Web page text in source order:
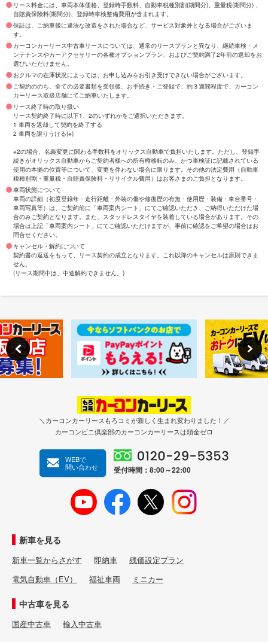
リース料金には、車両本体価格、登録時手数料、自動車税種別割(期間分)、重量税(期間分) 、
自賠責保険料(期間分)、登録時車検整備費用が含まれます。
保証は、ご納車後に違法な改造をされた場合など、サービス対象外となる場合がございま
す。
カーコンカーリース中古車リースについては、通常のリースプランと異なり、継続車検・メ
ンテナンスやカーアクセサリーの各種オプションプラン、およびご契約満了2年前の返却をお
選びいただけません。
おクルマの在庫状況によっては、お申し込みをお引き受けできない場合がございます。
ご契約ののち、全ての必要書類を受領後、お手続き・ご登録で、約３週間程度で、カーコン
カーリース取扱店舗にてご納車いたします。
リース終了時の取り扱い
リース契約終了時に以下1、2のいずれかをご選択いただきます。
1 車両を返却して契約を終了する
2 車両を譲りうける(※)
※2の場合、名義変更に関わる手数料をオリックス自動車で負担いたします。ただし、登録手
続きがオリックス自動車からご契約者様への所有権移転のみ、かつ車検証に記載されている
使用の本拠の位置等について、変更を伴わない場合に限ります。その他の法定費用（自動車
税種別割・重量税・自賠責保険料・リサイクル費用）はお客さまのご負担となります。
車両状態について
車両の詳細（初度登録年・走行距離・外装の傷や修復歴の有無・使用歴・装備・車台番号・
車両写真等）は、ご契約前に「車両案内シート」にてご確認いただき、ご納得いただけた場
合のみご契約となります。また、スタッドレスタイヤを装着している場合があります。その
場合は上記「車両案内シート」にてご確認いただけますが、事前に確認をご希望の場合はお
問合せください。
キャンセル・解約について
契約書の返送をもって、リース契約の成立となります。これ以降のキャンセルは原則できま
せん。
(リース期間中は、中途解約できません。)
＼カーコンカーリースもろコミが新しく生まれ変わりました！／
カーコンビニ倶楽部のカーコンカーリースは頭金ゼロ
WEBで
問い合わせ
受付時間：8:00～22:00
新車を見る
新車一覧からさがす 即納車
残価設定プラン
電気自動車（EV）
福祉車両 ミニカー
中古車を見る
国産中古車 輸入中古車